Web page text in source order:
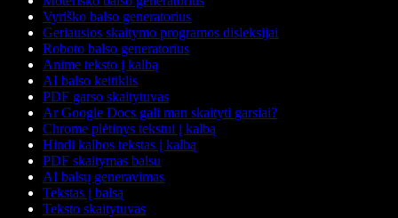
Vyriško balso generatorius
Geriausios skaitymo programos disleksijai
Roboto balso generatorius
Anime teksto į kalbą
AI balso keitiklis
PDF garso skaitytuvas
Ar Google Docs gali man skaityti garsiai?
Chrome plėtinys tekstui į kalbą
Hindi kalbos tekstas į kalbą
PDF skaitymas balsu
AI balsų generavimas
Tekstas į balsą
Teksto skaitytuvas